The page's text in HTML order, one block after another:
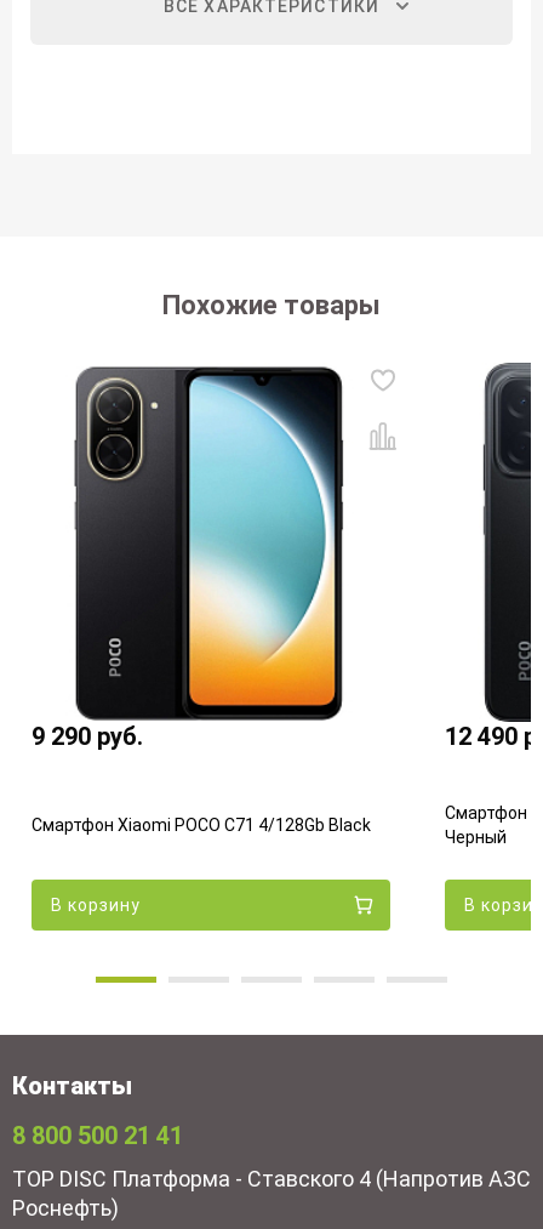
ВСЕ ХАРАКТЕРИСТИКИ
Похожие товары
9 290 руб.
Смартфон Xiaomi POCO C71 4/128Gb Black
В корзину
12 490
Смартфон
Черный
В
Контакты
8 800 500 21 41
TOP DISC Платформа - Ставского 4 (Напротив АЗС
Роснефть)